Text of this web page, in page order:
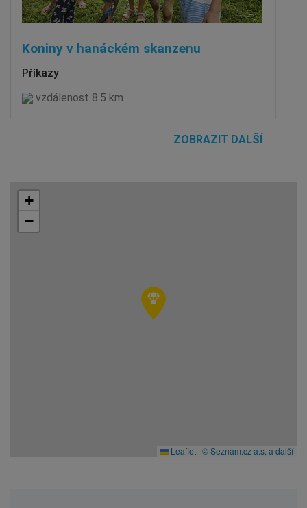
Koniny v hanáckém skanzenu
Příkazy
vzdálenost 8.5 km
ZOBRAZIT DALŠÍ
+
−
Leaflet | © Seznam.cz a.s. a další